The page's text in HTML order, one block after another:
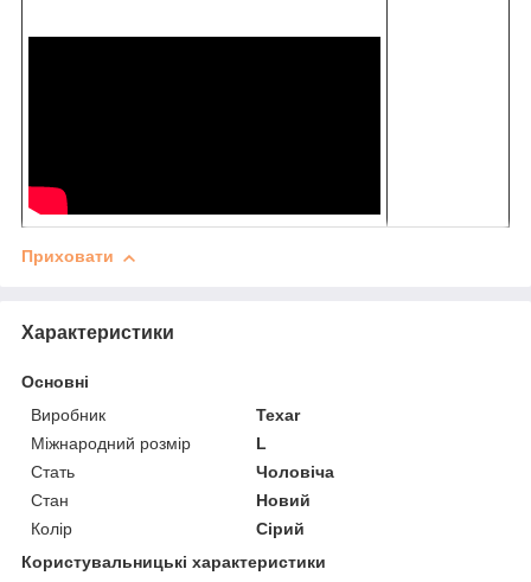
Приховати
Характеристики
Основні
Виробник
Texar
Міжнародний розмір
L
Стать
Чоловіча
Стан
Новий
Колір
Сірий
Користувальницькі характеристики